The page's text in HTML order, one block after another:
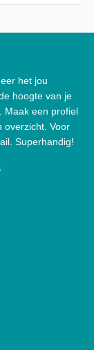
het jou
hoogte van je
Maak een profiel
overzicht. Voor
Superhandig!